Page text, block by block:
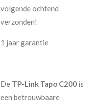
volgende ochtend
verzonden!
1 jaar garantie
De TP-Link Tapo C200 is
een betrouwbaare